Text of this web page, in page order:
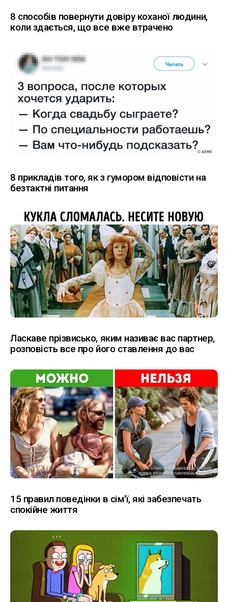
8 способів повернути довіру коханої людини,
коли здається, що все вже втрачено
8 прикладів того, як з гумором відповісти на
безтактні питання
Ласкаве прізвисько, яким називає вас партнер,
розповість все про його ставлення до вас
15 правил поведінки в сім'ї, які забезпечать
спокійне життя